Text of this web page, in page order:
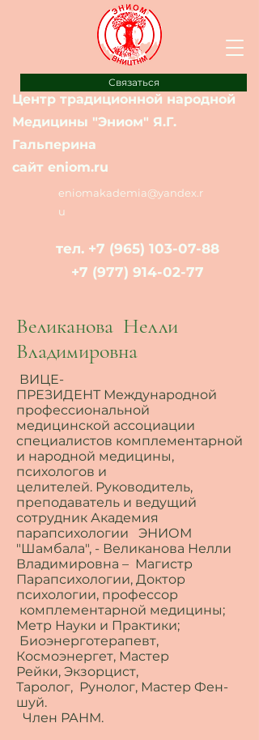
Связаться
Центр традиционной народной
Медицины "Эниом" Я.Г.
Гальперина
сайт eniom.ru
eniomakademia@yandex.r
u
тел. +7 (965) 103-07-88
+7 (977) 914-02-77
Великанова Нелли
Владимировна
ВИЦЕ-
ПРЕЗИДЕНТ Международной
профессиональной
медицинской ассоциации
специалистов комплементарной
и народной медицины,
психологов и
целителей. Руководитель,
преподаватель и ведущий
сотрудник Академия
парапсихологии ЭНИОМ
"Шамбала", - Великанова Нелли
Владимировна – Магистр
Парапсихологии, Доктор
психологии, профессор
комплементарной медицины;
Метр Науки и Практики;
Биоэнерготерапевт,
Космоэнергет, Мастер
Рейки, Экзорцист,
Таролог, Рунолог, Мастер Фен-
шуй.
Член РАНМ.